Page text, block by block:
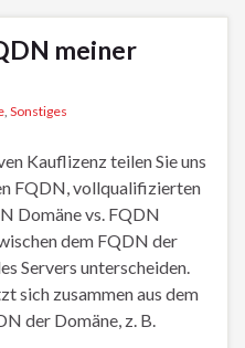
meiner
Sonstiges
Kauflizenz teilen Sie uns
FQDN, vollqualifizierten
Domäne vs. FQDN
dem FQDN der
Servers unterscheiden.
sich zusammen aus dem
der Domäne, z. B.